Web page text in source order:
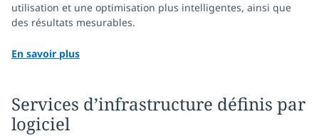
utilisation et une optimisation plus intelligentes, ainsi que
des résultats mesurables.
En savoir plus
Services d’infrastructure définis par
logiciel